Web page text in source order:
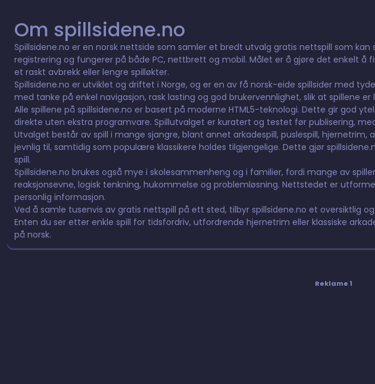
Om spillsidene.no
Spillsidene.no er en norsk nettside som samler et bredt utvalg gratis nettspill som
registrering og fungerer på både PC, nettbrett og mobil. Målet er å gjøre det enkelt å
et raskt avbrekk eller lengre spilløkter.
Spillsidene.no er utviklet og driftet i Norge, og er en av få norsk-eide spillsider med
med tanke på enkel navigasjon, rask lasting og god brukervennlighet, slik at spillene
Alle spillene på spillsidene.no er basert på moderne HTML5-teknologi. Dette gir god
direkte uten ekstra programvare. Spillutvalget er kuratert og testet før publisering,
Utvalget består av spill i mange sjangre, blant annet arkadespill, puslespill, hjernetrim,
jevnlig til, samtidig som populære klassikere holdes tilgjengelige. Dette gjør
spill.
Spillsidene.no brukes også mye i skolesammenheng og i familier, fordi mange av
reaksjonsevne, logisk tenkning, hukommelse og problemløsning. Nettstedet er
personlig informasjon.
Ved å samle tusenvis av gratis nettspill på ett sted, tilbyr spillsidene.no et oversiktlig
Enten du ser etter enkle spill for tidsfordriv, utfordrende hjernetrim eller klassiske
på norsk.
Reklame 1